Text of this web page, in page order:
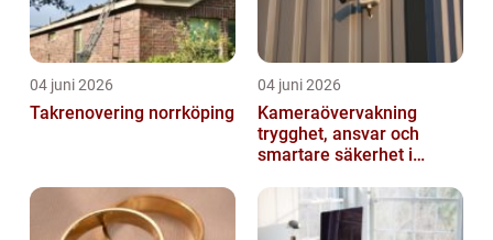
04 juni 2026
Takrenovering norrköping
04 juni 2026
Kameraövervakning
trygghet, ansvar och
smartare säkerhet i